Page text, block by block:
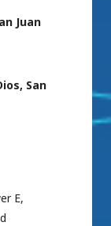
Juan
San
E,